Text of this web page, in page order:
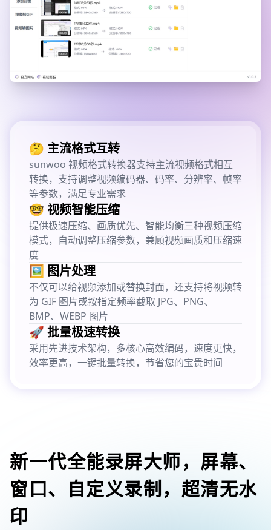
🤔 主流格式互转
sunwoo 视频格式转换器支持主流视频格式相互
转换，支持调整视频编码器、码率、分辨率、帧率
等参数，满足专业需求
🤓 视频智能压缩
提供极速压缩、画质优先、智能均衡三种视频压缩
模式，自动调整压缩参数，兼顾视频画质和压缩速
度
🖼️ 图片处理
不仅可以给视频添加或替换封面，还支持将视频转
为 GIF 图片或按指定频率截取 JPG、PNG、
BMP、WEBP 图片
🚀 批量极速转换
采用先进技术架构，多核心高效编码，速度更快，
效率更高，一键批量转换，节省您的宝贵时间
新一代全能录屏大师，屏幕、
窗口、自定义录制，超清无水
印